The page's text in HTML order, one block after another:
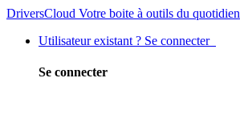
DriversCloud Votre boite à outils du quotidien
Utilisateur existant ? Se connecter
Se connecter